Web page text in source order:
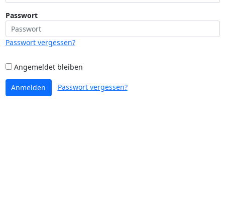
Passwort
Passwort vergessen?
Angemeldet bleiben
Anmelden Passwort vergessen?